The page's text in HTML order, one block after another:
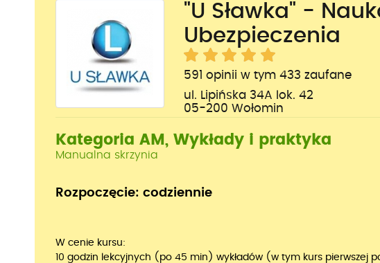
"U Sławka" -
Ubezpieczenia
591 opinii w tym 433 zaufane
ul. Lipińska 34A lok. 42
05-200 Wołomin
Kategoria AM, Wykłady i praktyka
Manualna skrzynia
Rozpoczęcie: codziennie
W cenie kursu:
10 godzin lekcyjnych (po 45 min) wykładów (w tym kurs pierwszej